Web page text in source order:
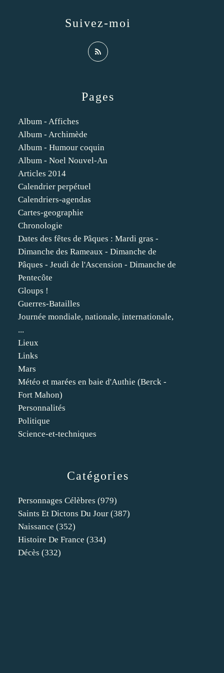
Catégories
Personnages Célèbres (979)
Saints Et Dictons Du Jour (387)
Naissance (352)
Histoire De France (334)
Décès (332)
Pages
Album - Affiches
Album - Archimède
Album - Humour coquin
Album - Noel Nouvel-An
Articles 2014
Calendrier perpétuel
Calendriers-agendas
Cartes-geographie
Chronologie
Dates des fêtes de Pâques : Mardi gras -
Dimanche des Rameaux - Dimanche de
Pâques - Jeudi de l'Ascension - Dimanche de
Pentecôte
Gloups !
Guerres-Batailles
Journée mondiale, nationale, internationale,
...
Lieux
Links
Mars
Météo et marées en baie d'Authie (Berck -
Fort Mahon)
Personnalités
Politique
Science-et-techniques
Suivez-moi